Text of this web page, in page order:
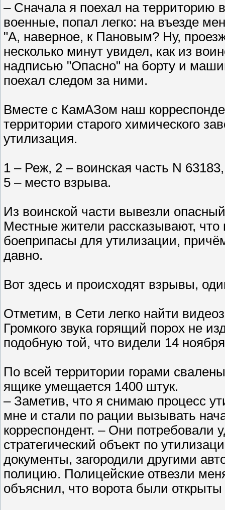
– Сначала я поехал на территорию
военные, попал легко: на въезде
"А, наверное, к Пановым? Ну,
несколько минут увидел, как из
надписью "Опасно" на борту и
поехал следом за ними.
Вместе с КамАЗом наш
территории старого химического
утилизация.
1 – Реж, 2 – воинская часть N
5 – место взрыва.
Из воинской части вывезли опасный
Местные жители рассказывают,
боеприпасы для утилизации,
давно.
Вот здесь и происходят взрывы,
Отметим, в Сети легко найти
Громкого звука горящий порох не
подобную той, что видели 14
По всей территории горами
ящике умещается 1400 штук.
– Заметив, что я снимаю процесс
мне и стали по рации вызывать
корреспондент. – Они потребовали
стратегический объект по
документы, загородили другими
полицию. Полицейские отвезли
объяснил, что ворота были